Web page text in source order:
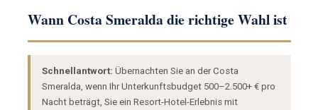
Wann Costa Smeralda die richtige Wahl ist
Schnellantwort: Übernachten Sie an der Costa
Smeralda, wenn Ihr Unterkunftsbudget 500–2.500+ € pro
Nacht beträgt, Sie ein Resort-Hotel-Erlebnis mit